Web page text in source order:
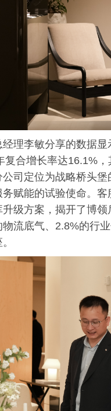
理李敏分享的数据
复合增长率达16.1%
司定位为战略桥头
赋能的试验使命。
级方案，揭开了博
物流底气、2.8%的